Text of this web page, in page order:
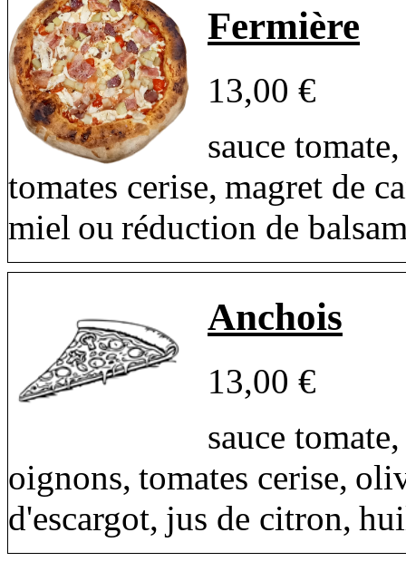
Fermière
13,00 €
sauce
tomates cerise, magret de
miel ou réduction de
Anchois
13,00 €
sauce
oignons, tomates cerise,
d'escargot, jus de citron,